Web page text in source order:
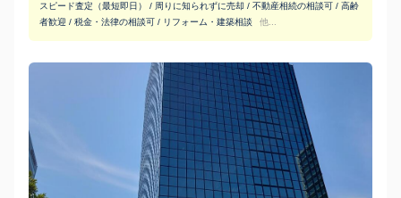
スピード査定（最短即日） / 周りに知られずに売却 / 不動産相続の相談可 / 高齢
者歓迎 / 税金・法律の相談可 / リフォーム・建築相談
他...